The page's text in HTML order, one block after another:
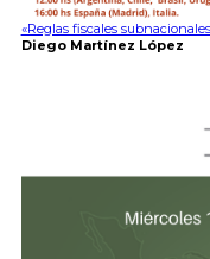
«Reglas fiscales
Diego Martínez López